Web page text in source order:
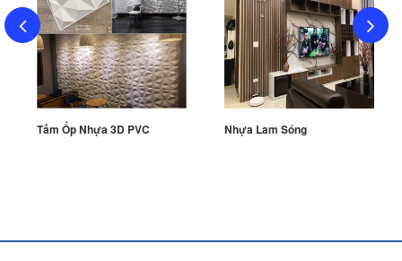
Tấm Ốp Nhựa 3D PVC Nhựa Lam Sóng